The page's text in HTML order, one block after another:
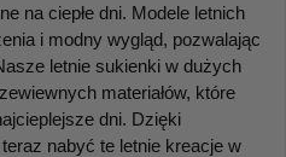
na ciepłe dni. Modele letnich
i modny wygląd, pozwalając
letnie sukienki w dużych
materiałów, które
dni. Dzięki
nabyć te letnie kreacje w